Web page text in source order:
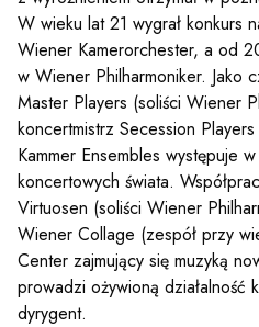
YOUTUBE
Polityka prywatności
Praca
W wieku lat 21 wygrał konkurs
Wiener Kamerorchester, a od
w Wiener Philharmoniker. Jako
Master Players (soliści Wiener
koncertmistrz Secession
Kammer Ensembles występuje
koncertowych świata.
Virtuosen (soliści Wiener
Wiener Collage (zespół przy
Center zajmujący się muzyką
prowadzi ożywioną działalność
dyrygent.